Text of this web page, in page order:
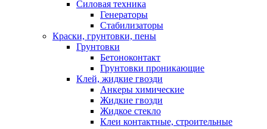
Силовая техника
Генераторы
Стабилизаторы
Краски, грунтовки, пены
Грунтовки
Бетоноконтакт
Грунтовки проникающие
Клей, жидкие гвозди
Анкеры химические
Жидкие гвозди
Жидкое стекло
Клеи контактные, строительные